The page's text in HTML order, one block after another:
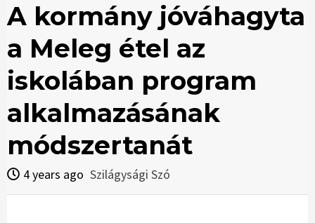
A kormány jóváhagyta
a Meleg étel az
iskolában program
alkalmazásának
módszertanát
4 years ago Szilágysági Szó